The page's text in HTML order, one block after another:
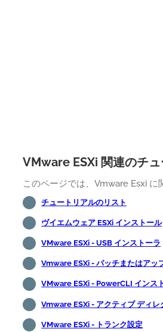
VMware ESXi 関連のチ
このページでは、Vmware Esxi に
チュートリアルのリスト
ヴイエムウェア ESXi インストール
VMware ESXi - USB インストーラ
Vmware ESXi - パッチまたはアッ
VMware ESXi - PowerCLI インス
Vmware ESXi - アクティブ ディレ
VMware ESXi - トランク設定